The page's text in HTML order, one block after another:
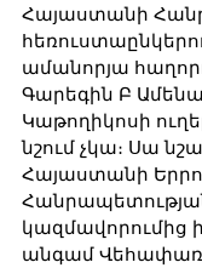
Հայաստանի
ամանորյա
Գարեգին Բ
Կաթողիկոսի
նշում չկա։ Սա
Հայաստանի
կազմավորումից
անգամ